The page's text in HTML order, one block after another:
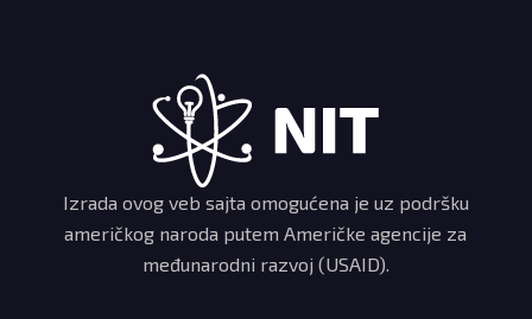
Izrada ovog veb sajta omogućena je uz podršku
američkog naroda putem Američke agencije za
međunarodni razvoj (USAID).